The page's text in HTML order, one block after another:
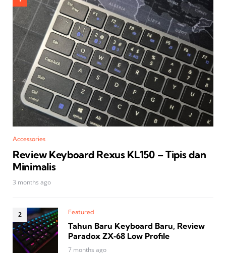
Accessories
Review Keyboard Rexus KL150 – Tipis dan
Minimalis
3 months ago
Featured
Tahun Baru Keyboard Baru, Review
Paradox ZX‑68 Low Profile
7 months ago